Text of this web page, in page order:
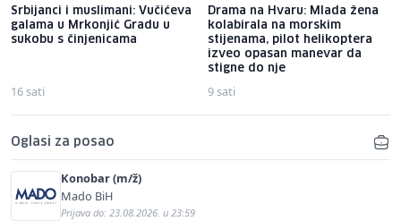
Srbijanci i muslimani: Vučićeva
galama u Mrkonjić Gradu u
sukobu s činjenicama
16 sati
Drama na Hvaru: Mlada žena
kolabirala na morskim
stijenama, pilot helikoptera
izveo opasan manevar da
stigne do nje
9 sati
Oglasi za posao
Konobar (m/ž)
Mado BiH
Prijava do: 23.08.2026. u 23:59